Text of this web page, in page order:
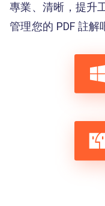
專業、清晰，提升
管理您的 PDF 註解